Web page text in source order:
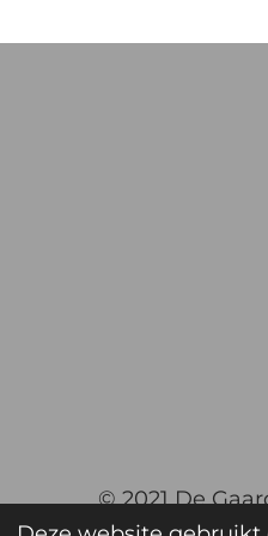
© 2021 De